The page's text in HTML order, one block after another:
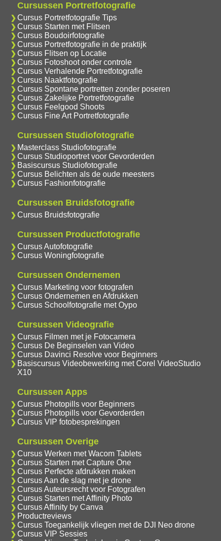
Cursussen Portretfotografie
Cursus Portretfotografie Tips
Cursus Starten met Flitsen
Cursus Boudoirfotografie
Cursus Portretfotografie in de praktijk
Cursus Flitsen op Locatie
Cursus Fotoshoot onder controle
Cursus Verhalende Portretfotografie
Cursus Naaktfotografie
Cursus Spontane portretten zonder poseren
Cursus Zakelijke Portretfotografie
Cursus Feelgood Shoots
Cursus Fine Art Portretfotografie
Cursussen Studiofotografie
Masterclass Studiofotografie
Cursus Studioportret voor Gevorderden
Basiscursus Studiofotografie
Cursus Belichten als de oude meesters
Cursus Fashionfotografie
Cursussen Bruidsfotografie
Cursus Bruidsfotografie
Cursussen Productfotografie
Cursus Autofotografie
Cursus Woningfotografie
Cursussen Ondernemen
Cursus Marketing voor fotografen
Cursus Ondernemen en Afdrukken
Cursus Schoolfotografie met Oypo
Cursussen Videografie
Cursus Filmen met je Fotocamera
Cursus De Beginselen van Video
Cursus Davinci Resolve voor Beginners
Basiscursus Videobewerking met Corel VideoStudio
X10
Cursussen Apps
Cursus Photopills voor Beginners
Cursus Photopills voor Gevorderden
Cursus VIP fotobesprekingen
Cursussen Overige
Cursus Werken met Wacom Tablets
Cursus Starten met Capture One
Cursus Perfecte afdrukken maken
Cursus Aan de slag met je drone
Cursus Auteursrecht voor Fotografen
Cursus Starten met Affinity Photo
Cursus Affinity by Canva
Productreviews
Cursus Toegankelijk vliegen met de DJI Neo drone
Cursus VIP Sessies